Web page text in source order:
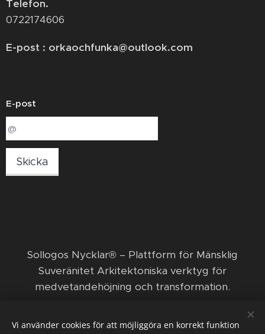
Telefon.
0722174606
E-post : orkaochfunka@outlook.com
E-post
Skicka
​Sollogos Nycklar® – Plattform för Mänsklig
Suveränitet Arkitektoniska verktyg för
medvetandehöjning och transformation. ​
© 2026 Sollogos Nycklar ägs och förvaltas av den
ekonomiska föreningen Nya positiva framsteg med
Vi använder cookies för att möjliggöra en korrekt funktion